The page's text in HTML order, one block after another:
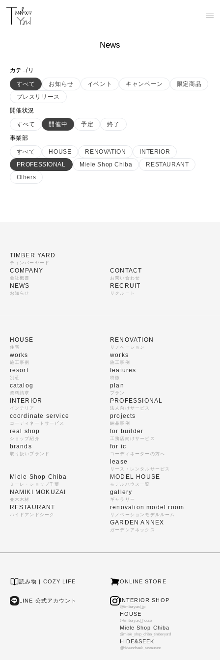
News
カテゴリ
すべて
お知らせ イベント キャンペーン
限定商品
プレスリリース
開催状況
すべて
開催中 予定
終了
事業部
すべて
HOUSE RENOVATION
INTERIOR
PROFESSIONAL
Miele Shop Chiba
RESTAURANT
Others
TIMBER YARD
ティンバーヤード
COMPANY
会社概要
NEWS
お知らせ
CONTACT
お問い合わせ
RECRUIT
リクルート
HOUSE
住宅
works
施工事例
resort
別荘
catalog
資料請求
RENOVATION
リノベーション
works
施工事例
features
特徴
plan
プラン
INTERIOR
インテリア
coordinate service
コーディネートサービス
real shop
ショップ紹介
brands
取り扱いブランド
PROFESSIONAL
法人向けサービス
projects
納品事例
for builder
工務店向けサービス
for ic
コーディネーターの方へ
lease
リース・レンタルサービス
Miele Shop Chiba
ミーレ・ショップ千葉
NAMIKI MOKUZAI
並木木材
RESTAURANT
ハイドアンドシーク
MODEL HOUSE
モデルハウス一覧
gallery
ギャラリー
renovation model room
リノベーションモデルルーム
GARDEN ANNEX
ガーデンアネックス
読み物 | COZY LIFE ONLINE STORE
LINE 公式アカウント INTERIOR SHOP
@timberyard_jp
HOUSE
@timberyard_house
Miele Shop Chiba
@miele_shop_chiba_timberyard
HIDE&SEEK
@hideandseek_restaurant